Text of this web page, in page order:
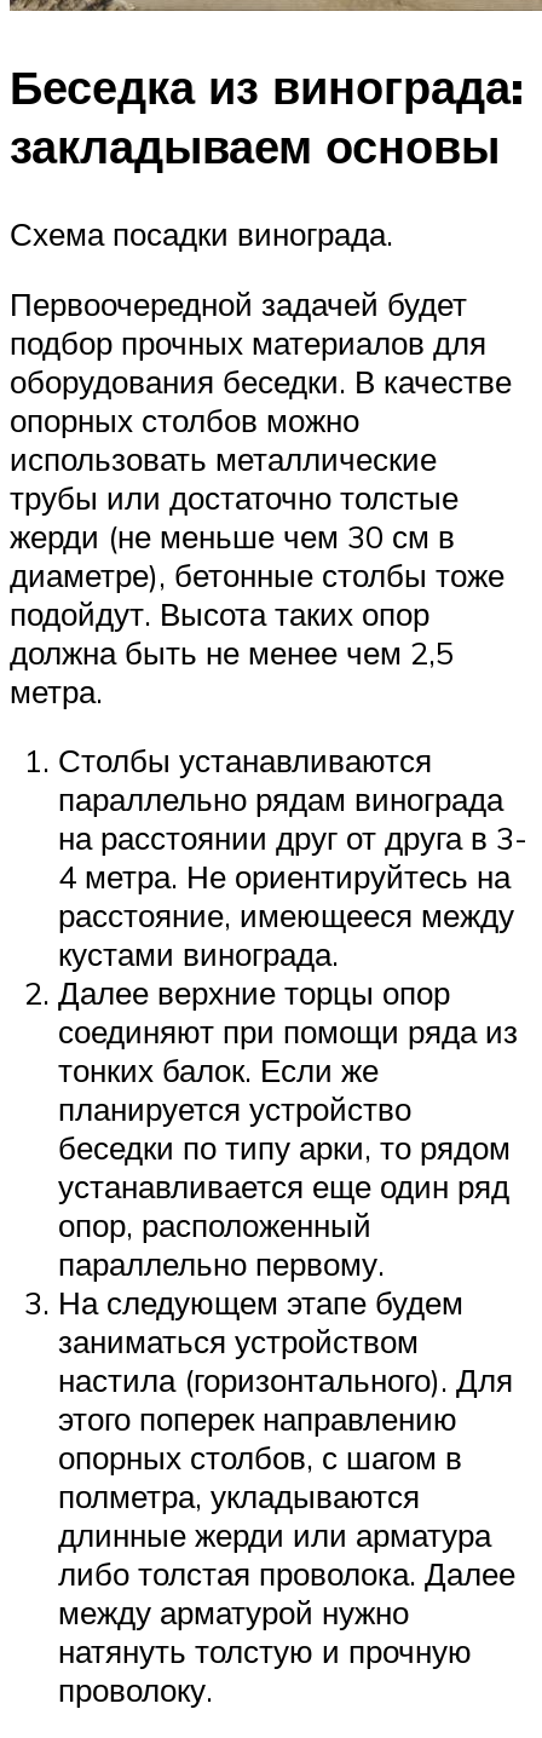
Беседка из винограда:
закладываем основы
Схема посадки винограда.
Первоочередной задачей будет
подбор прочных материалов для
оборудования беседки. В качестве
опорных столбов можно
использовать металлические
трубы или достаточно толстые
жерди (не меньше чем 30 см в
диаметре), бетонные столбы тоже
подойдут. Высота таких опор
должна быть не менее чем 2,5
метра.
Столбы устанавливаются
параллельно рядам винограда
на расстоянии друг от друга в 3-
4 метра. Не ориентируйтесь на
расстояние, имеющееся между
кустами винограда.
Далее верхние торцы опор
соединяют при помощи ряда из
тонких балок. Если же
планируется устройство
беседки по типу арки, то рядом
устанавливается еще один ряд
опор, расположенный
параллельно первому.
На следующем этапе будем
заниматься устройством
настила (горизонтального). Для
этого поперек направлению
опорных столбов, с шагом в
полметра, укладываются
длинные жерди или арматура
либо толстая проволока. Далее
между арматурой нужно
натянуть толстую и прочную
проволоку.